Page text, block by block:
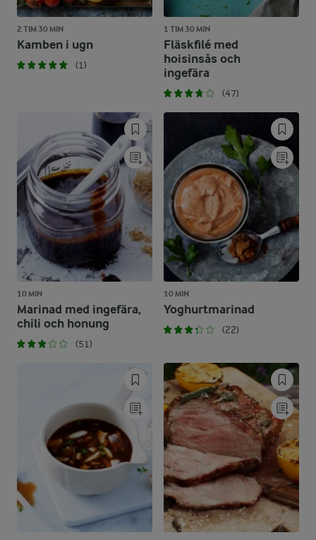
2 TIM 30 MIN
Kamben i ugn
(1)
1 TIM 30 MIN
Fläskfilé med
hoisinsås och
ingefära
(47)
10 MIN
Marinad med ingefära,
chili och honung
(51)
10 MIN
Yoghurtmarinad
(22)